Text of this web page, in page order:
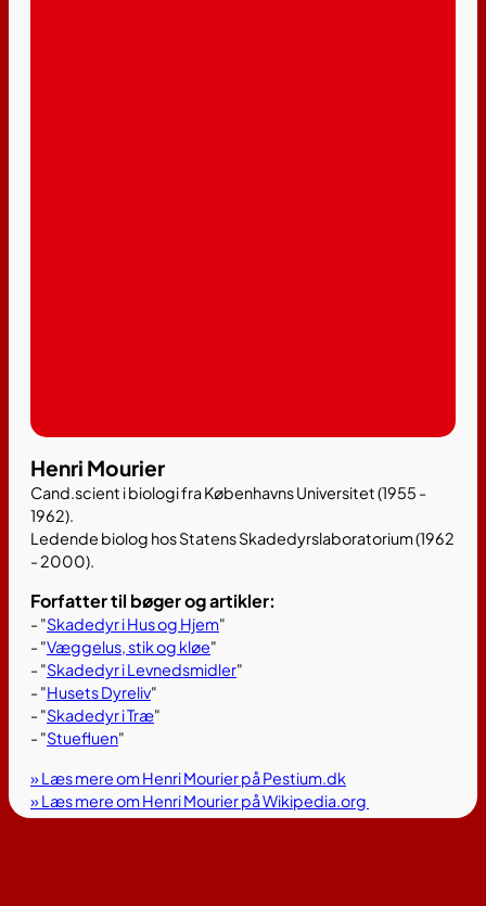
Henri Mourier
Cand.scient i biologi fra Københavns Universitet (1955 -
1962).
Ledende biolog hos Statens Skadedyrslaboratorium (1962
- 2000).
Forfatter til bøger og artikler:
- "Skadedyr i Hus og Hjem"
- "Væggelus, stik og kløe"
- "Skadedyr i Levnedsmidler"
- "Husets Dyreliv"
- "Skadedyr i Træ"
- "Stuefluen"
» Læs mere om Henri Mourier på Pestium.dk
» Læs mere om Henri Mourier på Wikipedia.org